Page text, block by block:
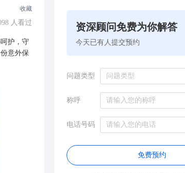
收藏
人看过
护，守
意外保
资深顾问免费为你解答
今天已有人提交预约
问题类型 问题类型
称呼
电话号码
免费预约